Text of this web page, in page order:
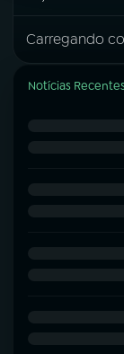
Carregando
Notícias